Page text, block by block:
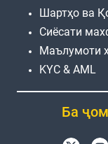
Шартҳо ва
Сиёсати
Маълумоти
KYC & AML
Ба